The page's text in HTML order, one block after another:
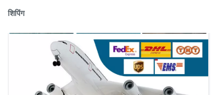
शिपिंग